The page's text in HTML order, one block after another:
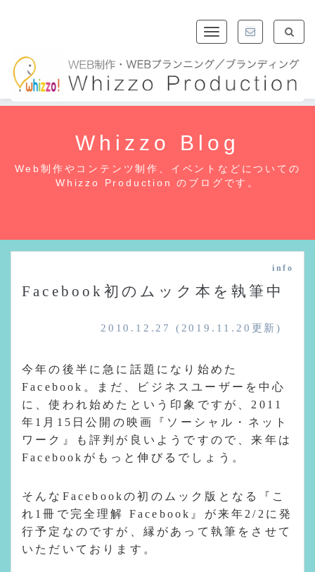
Toggle
navigation
Whizzo Blog
Web制作やコンテンツ制作、イベントなどについての
Whizzo Production のブログです。
info
Facebook初のムック本を執筆中
2010.12.27 (2019.11.20更新)
今年の後半に急に話題になり始めた
Facebook。まだ、ビジネスユーザーを中心
に、使われ始めたという印象ですが、2011
年1月15日公開の映画『ソーシャル・ネット
ワーク』も評判が良いようですので、来年は
Facebookがもっと伸びるでしょう。
そんなFacebookの初のムック版となる『こ
れ1冊で完全理解 Facebook』が来年2/2に発
行予定なのですが、縁があって執筆をさせて
いただいております。